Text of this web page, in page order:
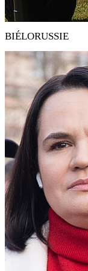
BIÉLORUSSIE